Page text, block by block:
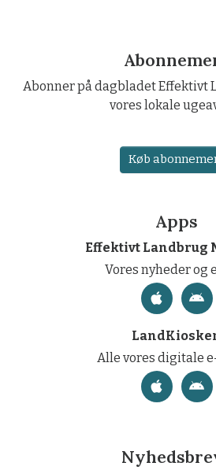
Abonner på dagbladet Effektivt
vores lokale
Køb
Apps
Effektivt Landbrug
Vores nyheder og
Alle vores digitale